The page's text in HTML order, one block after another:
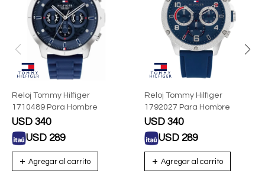
Reloj Tommy Hilfiger
1710489 Para Hombre
USD 340
USD 289
Reloj Tommy Hilfiger
1792027 Para Hombre
USD 340
USD 289